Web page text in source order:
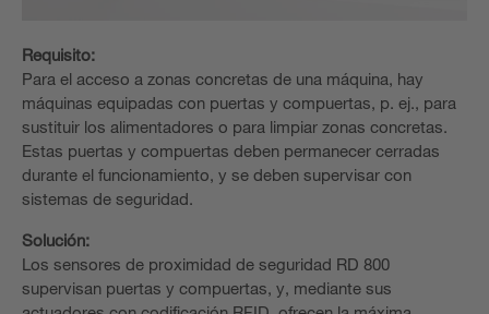
Requisito:
Para el acceso a zonas concretas de una máquina, hay
máquinas equipadas con puertas y compuertas, p. ej., para
sustituir los alimentadores o para limpiar zonas concretas.
Estas puertas y compuertas deben permanecer cerradas
durante el funcionamiento, y se deben supervisar con
sistemas de seguridad.
Solución:
Los sensores de proximidad de seguridad RD 800
supervisan puertas y compuertas, y, mediante sus